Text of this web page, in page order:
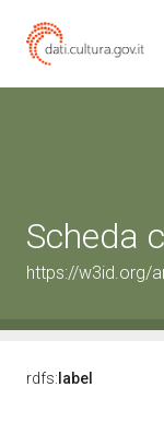
Scheda
https://w3id.org/
rdfs: label